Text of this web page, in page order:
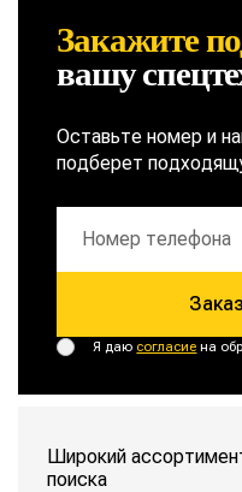
Закажите
вашу
Оставьте номер и
подберет
Я даю согласие на
Широкий
поиска